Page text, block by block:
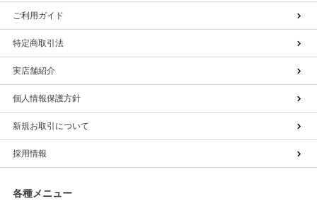
ご利用ガイド
特定商取引法
実店舗紹介
個人情報保護方針
新規お取引について
採用情報
各種メニュー